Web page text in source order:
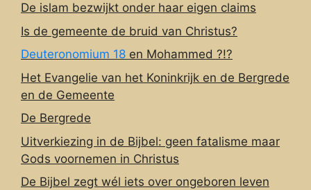
De islam bezwijkt onder haar eigen claims
Is de gemeente de bruid van Christus?
Deuteronomium 18 en Mohammed ?!?
Het Evangelie van het Koninkrijk en de Bergrede
en de Gemeente
De Bergrede
Uitverkiezing in de Bijbel: geen fatalisme maar
Gods voornemen in Christus
De Bijbel zegt wél iets over ongeboren leven